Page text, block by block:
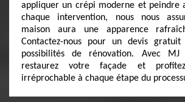
appliquer un crépi moderne et peindre
chaque intervention, nous nous
maison aura une apparence
Contactez-nous pour un devis
possibilités de rénovation. Avec MJ
restaurez votre façade et
irréprochable à chaque étape du